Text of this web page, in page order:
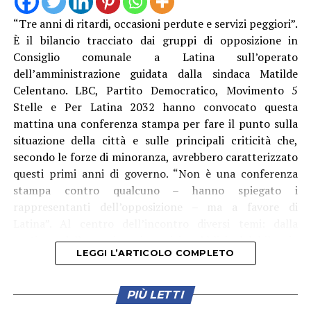
Un altro elemento evidenziato dalla minoranza riguarda
gli atti relativi alla consegna e al collaudo. Il 24 luglio,
alla vigilia della riapertura, sarebbe stato sottoscritto il
verbale di consegna anticipata nel quale le opere
vengono indicate come prive di difetti e vizi palesi. Nella
stessa giornata è stato redatto anche un verbale di
collaudo parziale.
Durante la commissione, secondo quanto riferito dai
consiglieri, il collaudatore avrebbe chiarito che
quest’ultimo documento era finalizzato alla riapertura
in sicurezza del parco, mentre il collaudo definitivo
L’opposizione mette in relazione questi atti con alcune
criticità emerse successivamente, in particolare quelle
all’accessibilità di alcune aree. Da qui la richiesta di
“Tre anni di ritardi, occasioni perdute e servizi peggiori”.
È il bilancio tracciato dai gruppi di opposizione in
Consiglio comunale a Latina sull’operato
dell’amministrazione guidata dalla sindaca Matilde
Celentano. LBC, Partito Democratico, Movimento 5
Stelle e Per Latina 2032 hanno convocato questa
mattina una conferenza stampa per fare il punto sulla
situazione della città e sulle principali criticità che,
secondo le forze di minoranza, avrebbero caratterizzato
questi primi anni di governo. “Non è una conferenza
stampa contro qualcuno – hanno spiegato i
rappresentanti dell’opposizione – ma a favore di
gestione della marina ai servizi pubblici, dal bilancio
comunale ai trasporti, passando per ABC, emergenza
opposizione, il problema principale sarebbe “un’assenza
di programmazione” e una gestione basata più sugli
LEGGI L’ARTICOLO COMPLETO
PIÙ LETTI